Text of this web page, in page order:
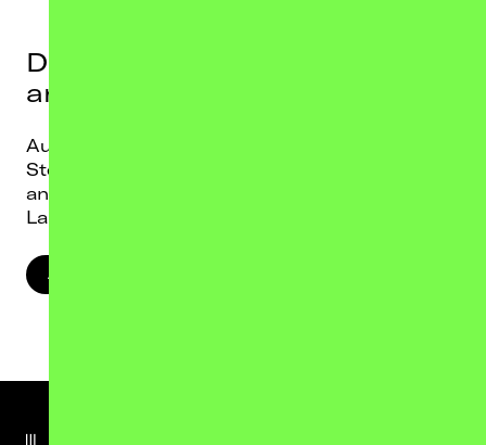
Du möchtest mit uns
arbeiten?
Aus unserer Jobs-Seite findest du aktuelle
Stellenausschreibungen sowie Infos über
andere Arten der Mitarbeit, wie z.B. im
Landstreicher Street Team.
JOBS